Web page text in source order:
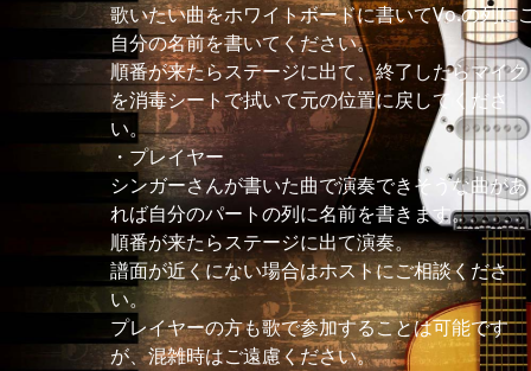
歌いたい曲をホワイトボードに書いてVo.の列に
自分の名前を書いてください。
順番が来たらステージに出て、終了したらマイク
を消毒シートで拭いて元の位置に戻してくださ
い。
・プレイヤー
シンガーさんが書いた曲で演奏できそうな曲があ
れば自分のパートの列に名前を書きます。
順番が来たらステージに出て演奏。
譜面が近くにない場合はホストにご相談くださ
い。
プレイヤーの方も歌で参加することは可能です
が、混雑時はご遠慮ください。